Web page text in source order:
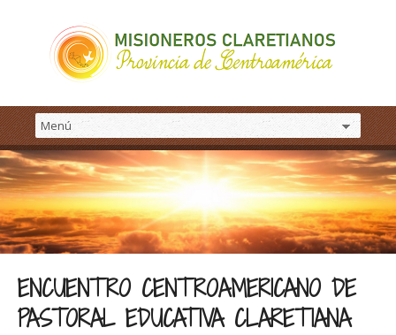
ENCUENTRO CENTROAMERICANO DE
PASTORAL EDUCATIVA CLARETIANA